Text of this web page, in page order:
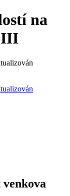
na
III
venkova